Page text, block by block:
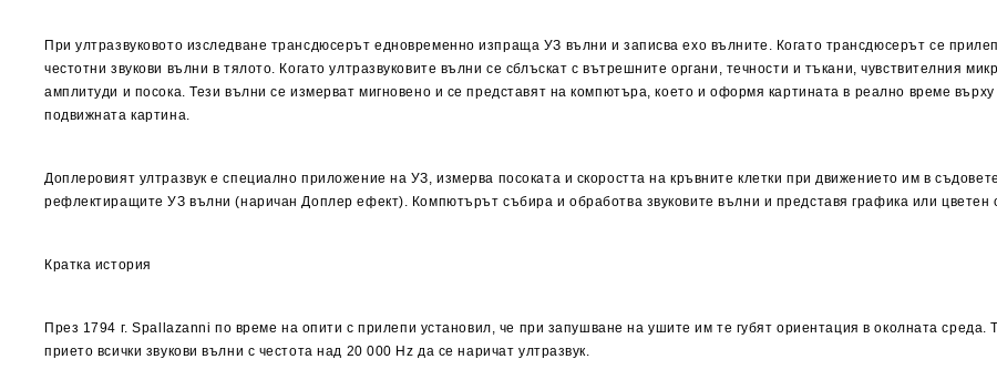
При ултразвуковото изследване трансдюсерът едновременно изпраща УЗ вълни и записва ехо вълните. Когато трансдюсерът се
честотни звукови вълни в тялото. Когато ултразвуковите вълни се сблъскат с вътрешните органи, течности и тъкани, чувствителния
амплитуди и посока. Тези вълни се измерват мигновено и се представят на компютъра, което и оформя картината в реално време
подвижната картина.
Доплеровият ултразвук е специално приложение на УЗ, измерва посоката и скоростта на кръвните клетки при движението им в
рефлектиращите УЗ вълни (наричан Доплер ефект). Компютърът събира и обработва звуковите вълни и представя графика или цветен
Кратка история
През 1794 г. Spallazanni по време на опити с прилепи установил, че при запушване на ушите им те губят ориентация в околната среда.
прието всички звукови вълни с честота над 20 000 Hz да се наричат ултразвук.